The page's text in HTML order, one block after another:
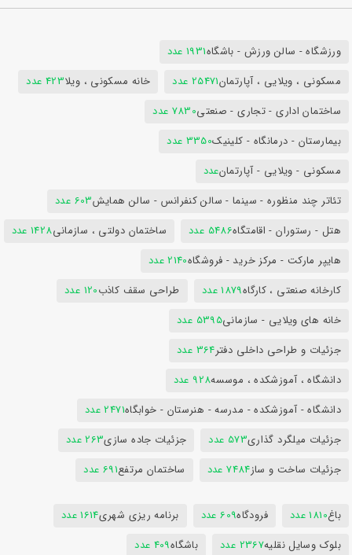
ورزشگاه - سالن ورزش - باشگاه1931 عدد
مسکونی ، ویلایی ، آپارتمان25471 عدد خانه مسکونی ، ویلا423 عدد
ساختمان اداری - تجاری - صنعتی7830 عدد
بیمارستان - درمانگاه - کلینیک3350 عدد
مسکونی - ویلایی - آپارتمانعدد
تئاتر چند منظوره - سینما - سالن کنفرانس - سالن همایش603 عدد
هتل - رستوران - اقامتگاه5486 عدد ساختمان دولتی ، سازمانی1428 عدد
هایپر مارکت - مرکز خرید - فروشگاه2140 عدد
کارخانه صنعتی ، کارگاه1879 عدد طراحی سقف کاذب120 عدد
خانه های ویلایی - سازمانی5395 عدد
جزئیات و طراحی داخلی دفتر364 عدد
دانشگاه ، آموزشکده ، موسسه928 عدد
دانشگاه - آموزشکده - مدرسه - هنرستان - خوابگاه2471 عدد
جزئیات میلگرد گذاری573 عدد جزئیات جاده سازی263 عدد
جزئیات ساخت و ساز7484 عدد ساختمان مرتفع691 عدد
باغ1810 عدد فرودگاه609 عدد برنامه ریزی شهری1614 عدد
بلوک وسایل نقلیه2367 عدد باشگاه409 عدد